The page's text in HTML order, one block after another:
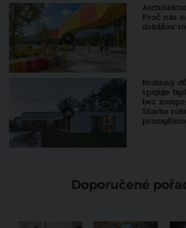
Proč nás
dokážou
Rodinný
spojuje
bez
Stavba
Doporučené